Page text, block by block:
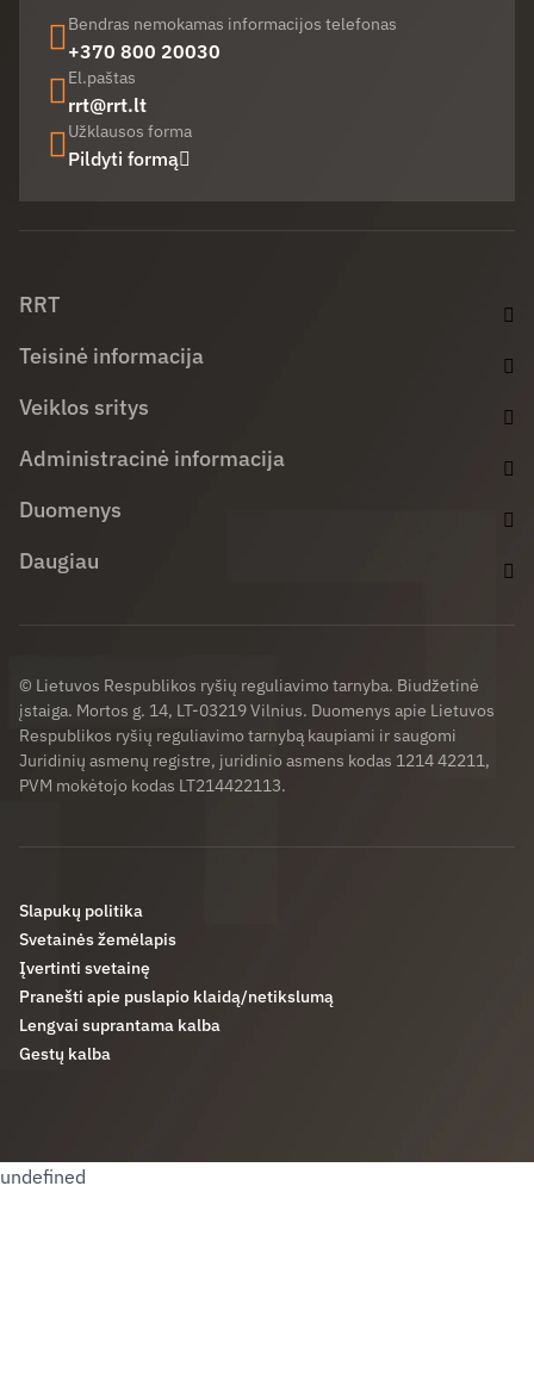
Bendras nemokamas informacijos telefonas
+370 800 20030
El.paštas
rrt@rrt.lt
Užklausos forma
Pildyti formą
RRT
Teisinė informacija
Veiklos sritys
Administracinė informacija
Duomenys
Daugiau
© Lietuvos Respublikos ryšių reguliavimo tarnyba. Biudžetinė
įstaiga. Mortos g. 14, LT-03219 Vilnius. Duomenys apie Lietuvos
Respublikos ryšių reguliavimo tarnybą kaupiami ir saugomi
Juridinių asmenų registre, juridinio asmens kodas 1214 42211,
PVM mokėtojo kodas LT214422113.
Slapukų politika
Svetainės žemėlapis
Įvertinti svetainę
Pranešti apie puslapio klaidą/netikslumą
Lengvai suprantama kalba
Gestų kalba
undefined